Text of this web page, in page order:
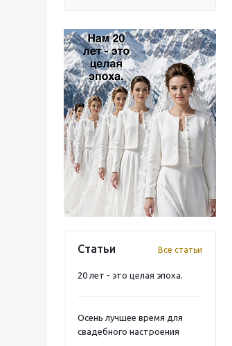
Статьи Все статьи
20 лет - это целая эпоха.
Осень лучшее время для
свадебного настроения